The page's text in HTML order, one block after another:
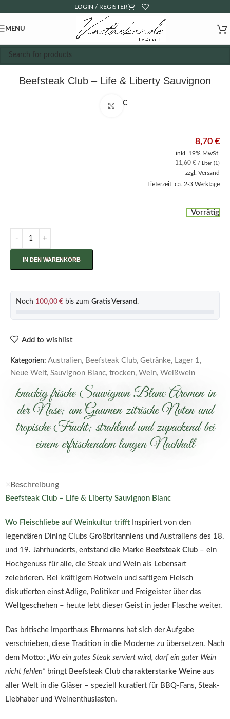
LOGIN / REGISTER
MENU
Beefsteak Club – Life & Liberty Sauvignon
BlancClick to enlarge
8,70 €
inkl. 19% MwSt.
11,60 € / Liter (1)
zzgl. Versand
Lieferzeit: ca. 2-3 Werktage
Vorrätig
IN DEN WARENKORB
Noch 100,00 € bis zum Gratis Versand .
Add to wishlist
Kategorien: Australien, Beefsteak Club, Getränke, Lager 1,
Neue Welt, Sauvignon Blanc, trocken, Wein, Weißwein
knackig frische Sauvignon Blanc Aromen in
der Nase; am Gaumen zitrische Noten und
tropische Frucht; strahlend und zupackend bei
einem erfrischendem langen Nachhall
Beschreibung
Beefsteak Club – Life & Liberty Sauvignon Blanc
Wo Fleischliebe auf Weinkultur trifft Inspiriert von den
legendären Dining Clubs Großbritanniens und Australiens des 18.
und 19. Jahrhunderts, entstand die Marke Beefsteak Club – ein
Hochgenuss für alle, die Steak und Wein als Lebensart
zelebrieren. Bei kräftigem Rotwein und saftigem Fleisch
diskutierten einst Adlige, Politiker und Freigeister über das
Weltgeschehen – heute lebt dieser Geist in jeder Flasche weiter.
Das britische Importhaus Ehrmanns hat sich der Aufgabe
verschrieben, diese Tradition in die Moderne zu übersetzen. Nach
dem Motto: „Wo ein gutes Steak serviert wird, darf ein guter Wein
nicht fehlen“ bringt Beefsteak Club charakterstarke Weine aus
aller Welt in die Gläser – speziell kuratiert für BBQ-Fans, Steak-
Liebhaber und Weinenthusiasten.